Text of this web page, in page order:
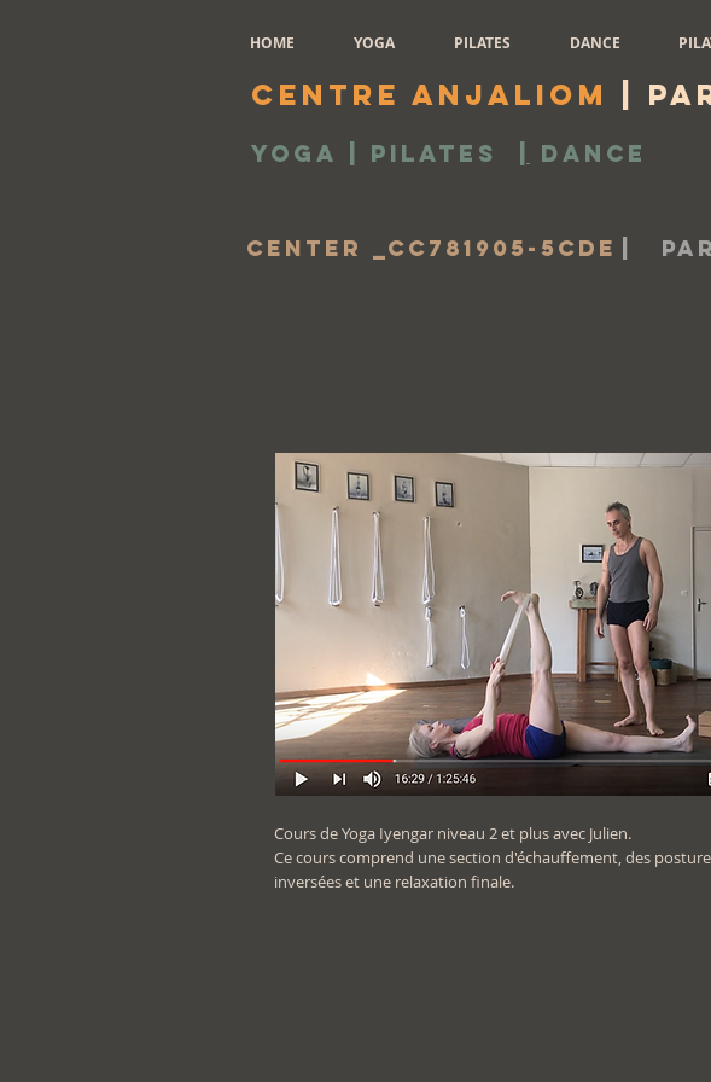
HOME YOGA PILATES DANCE
Centre Anjaliom |
Yoga | Pilates Dance
Center _cc781905-5cde
Cours de Yoga Iyengar niveau 2 et plus avec Julien.
Ce cours comprend une section d'échauffement, des
inversées et une relaxation finale.